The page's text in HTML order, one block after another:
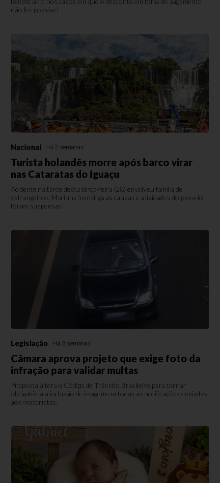
não for possível
Nacional Há 2 semanas
Turista holandês morre após barco virar
nas Cataratas do Iguaçu
Acidente na tarde desta terça-feira (28) envolveu família de
estrangeiros; Marinha investiga as causas e atividades do passeio
foram suspensas
Legislação Há 3 semanas
Câmara aprova projeto que exige foto da
infração para validar multas
Proposta altera o Código de Trânsito Brasileiro para tornar
obrigatória a inclusão de imagem em todas as notificações enviadas
aos motoristas.